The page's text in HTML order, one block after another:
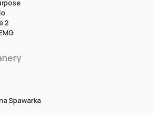
2
Spawarka